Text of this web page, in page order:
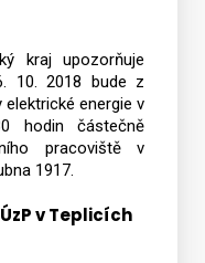
kraj upozorňuje
10. 2018 bude z
energie v
hodin částečně
pracoviště v
1917.
v Teplicích